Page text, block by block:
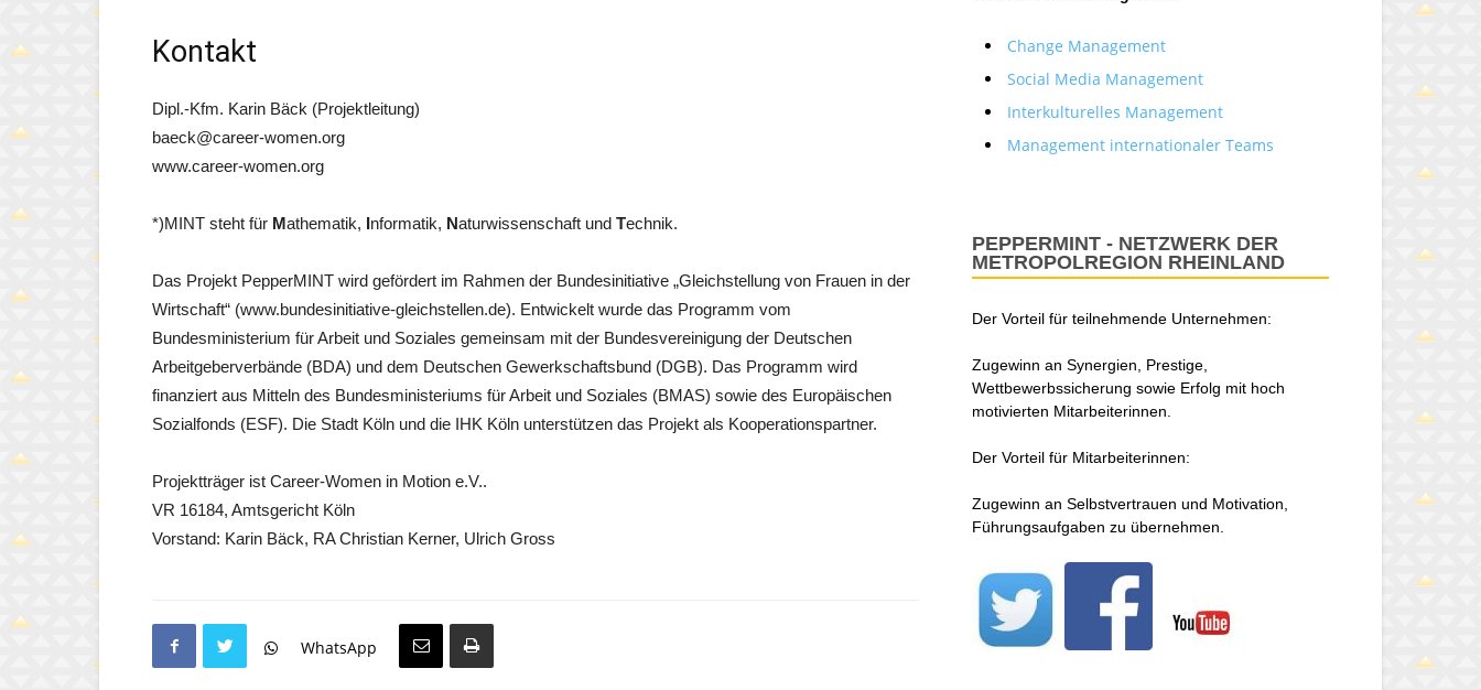
Kontakt
Dipl.-Kfm. Karin Bäck (Projektleitung)
baeck@career-women.org
www.career-women.org
*)MINT steht für Mathematik, Informatik, Naturwissenschaft und Technik.
Das Projekt PepperMINT wird gefördert im Rahmen der Bundesinitiative „Gleichstellung von Frauen in der
Wirtschaft“ (www.bundesinitiative-gleichstellen.de). Entwickelt wurde das Programm vom
Bundesministerium für Arbeit und Soziales gemeinsam mit der Bundesvereinigung der Deutschen
Arbeitgeberverbände (BDA) und dem Deutschen Gewerkschaftsbund (DGB). Das Programm wird
finanziert aus Mitteln des Bundesministeriums für Arbeit und Soziales (BMAS) sowie des Europäischen
Sozialfonds (ESF). Die Stadt Köln und die IHK Köln unterstützen das Projekt als Kooperationspartner.
Projektträger ist Career-Women in Motion e.V..
VR 16184, Amtsgericht Köln
Vorstand: Karin Bäck, RA Christian Kerner, Ulrich Gross
WhatsApp
Change Management
Social Media Management
Interkulturelles Management
Management internationaler Teams
PEPPERMINT - NETZWERK DER
METROPOLREGION RHEINLAND
Der Vorteil für teilnehmende Unternehmen:
Zugewinn an Synergien, Prestige,
Wettbewerbssicherung sowie Erfolg mit hoch
motivierten Mitarbeiterinnen.
Der Vorteil für Mitarbeiterinnen:
Zugewinn an Selbstvertrauen und Motivation,
Führungsaufgaben zu übernehmen.